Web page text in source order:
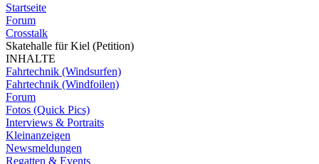
Startseite
Forum
Crosstalk
Skatehalle für Kiel (Petition)
INHALTE
Fahrtechnik (Windsurfen)
Fahrtechnik (Windfoilen)
Forum
Fotos (Quick Pics)
Interviews & Portraits
Kleinanzeigen
Newsmeldungen
Regatten & Events